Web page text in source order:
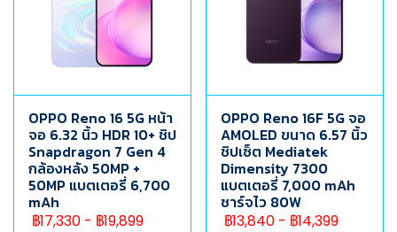
OPPO Reno 16 5G หน้า
จอ 6.32 นิ้ว HDR 10+ ชิป
Snapdragon 7 Gen 4
กล้องหลัง 50MP +
50MP แบตเตอรี่ 6,700
mAh
฿17,330 - ฿19,899
OPPO Reno 16F 5G จอ
AMOLED ขนาด 6.57 นิ้ว
ชิปเซ็ต Mediatek
Dimensity 7300
แบตเตอรี่ 7,000 mAh
ชาร์จไว 80W
฿13,840 - ฿14,399